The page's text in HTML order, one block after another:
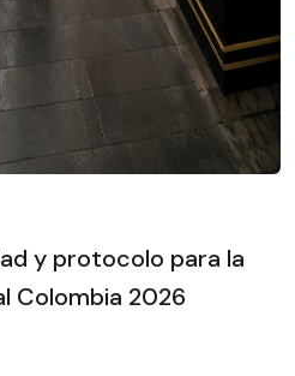
y protocolo para la
Colombia 2026